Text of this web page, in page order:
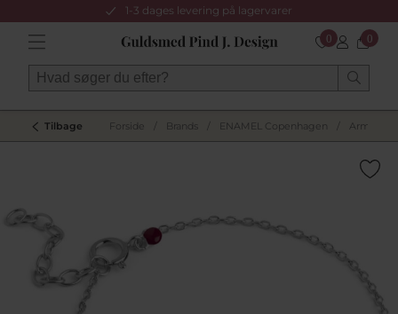
1-3 dages levering på lagervarer
0 0
Tilbage Forside Brands ENAMEL Copenhagen Armbånd